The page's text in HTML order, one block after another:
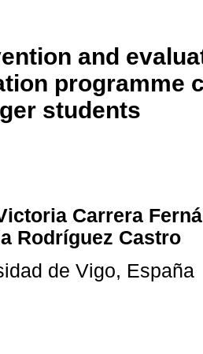
and
programme
students
Carrera
Rodríguez Castro
de Vigo, España